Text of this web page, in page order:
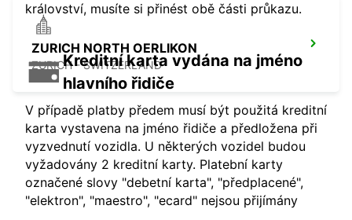
ZURICH NORTH OERLIKON
ZURICH - SWITZERLAND
království, musíte si přinést obě části průkazu.
Kreditní karta vydána na jméno
hlavního řidiče
V případě platby předem musí být použitá kreditní
karta vystavena na jméno řidiče a předložena při
vyzvednutí vozidla. U některých vozidel budou
vyžadovány 2 kreditní karty. Platební karty
označené slovy "debetní karta", "předplacené",
"elektron", "maestro", "ecard" nejsou přijímány